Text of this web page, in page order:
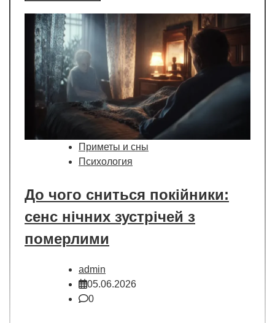
Приметы и сны
Психология
До чого сниться покійники:
сенс нічних зустрічей з
померлими
admin
05.06.2026
0